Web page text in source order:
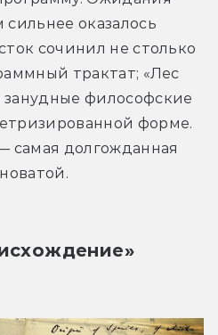
оказалось
сочинил не столько
трактат; «Лес
философские
форме.
самая долгожданная